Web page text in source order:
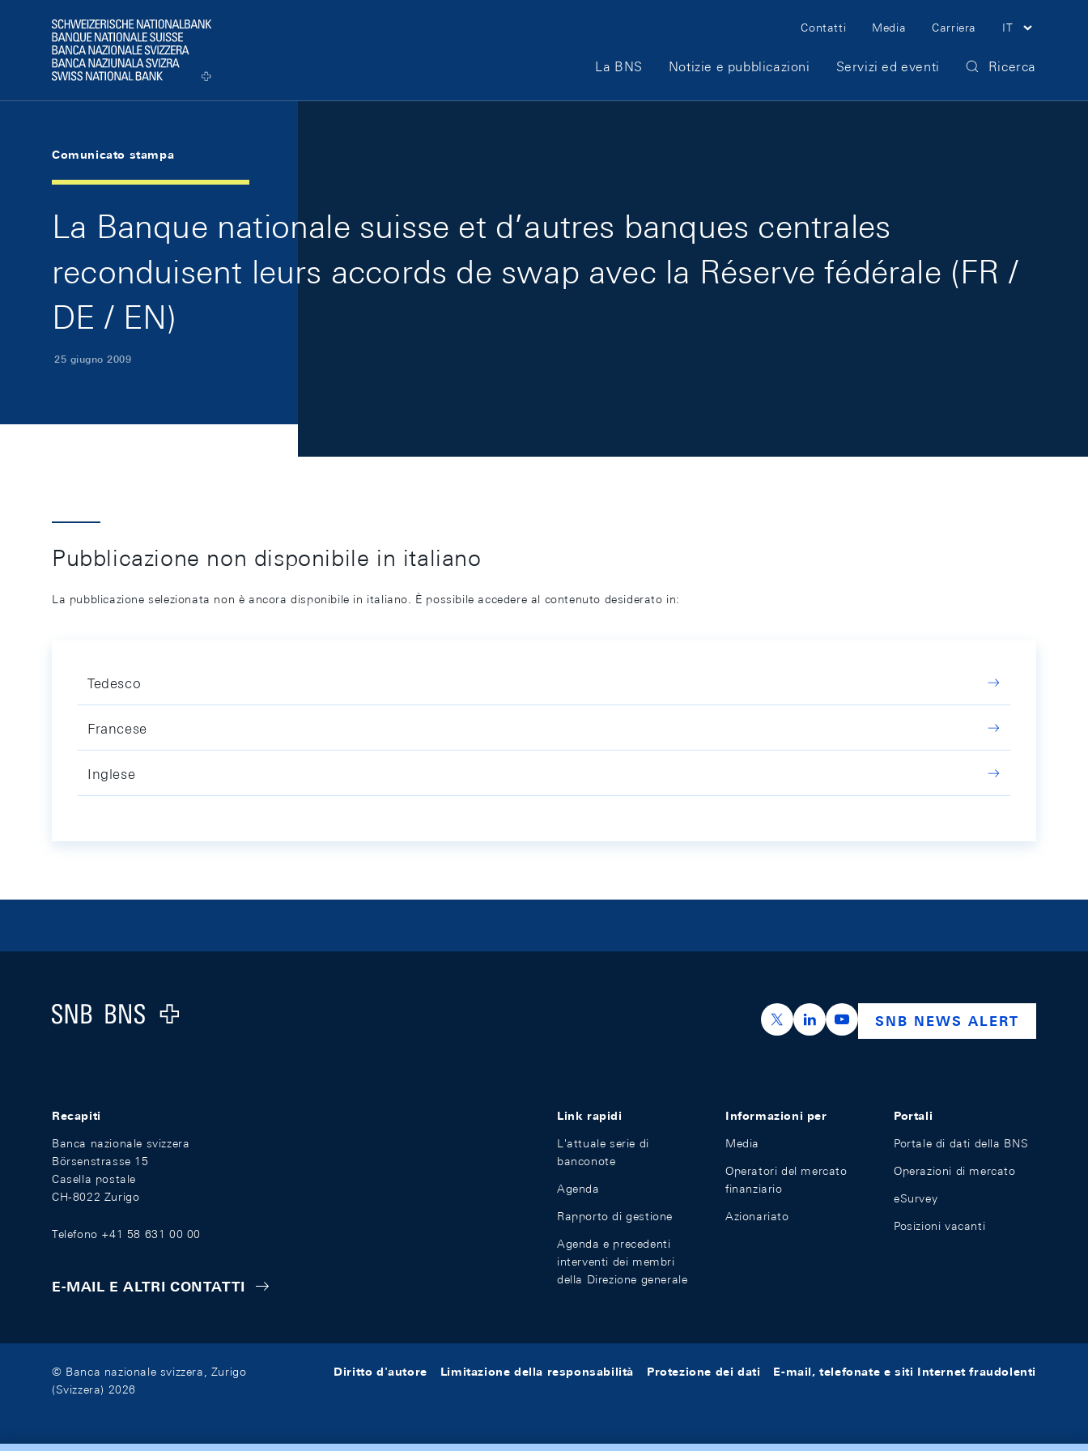
Logo
Meta Navigation
Contatti Media Carriera IT
Main Navigation
La BNS Notizie e pubblicazioni Servizi ed eventi Ricerca
Comunicato stampa
La Banque nationale suisse et d’autres banques centrales
reconduisent leurs accords de swap avec la Réserve fédérale (FR /
DE / EN)
25 giugno 2009
Pubblicazione non disponibile in italiano
La pubblicazione selezionata non è ancora disponibile in italiano. È possibile accedere al contenuto desiderato in:
Tedesco
Francese
Inglese
Logo
https://x.com/snb_bns
https://ch.linkedin.com/company/swiss-
https://www.youtube.com/
SNB NEWS ALERT
Recapiti
Banca nazionale svizzera
Börsenstrasse 15
Casella postale
CH-8022 Zurigo
Telefono +41 58 631 00 00
E-MAIL E ALTRI CONTATTI
Link rapidi
L'attuale serie di
banconote
Agenda
Rapporto di gestione
Agenda e precedenti
interventi dei membri
della Direzione generale
Informazioni per
Media
Operatori del mercato
finanziario
Azionariato
Portali
Portale di dati della BNS
Operazioni di mercato
eSurvey
Posizioni vacanti
© Banca nazionale svizzera, Zurigo
(Svizzera) 2026
Diritto d'autore Limitazione della responsabilità Protezione dei dati E-mail, telefonate e siti Internet fraudolenti